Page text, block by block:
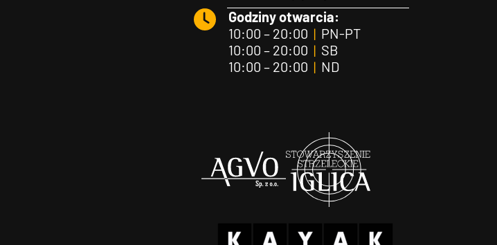
Godziny otwarcia:
10:00 – 20:00 |PN-PT
10:00 – 20:00 |SB
10:00 – 20:00 |ND
Agvo Iglica